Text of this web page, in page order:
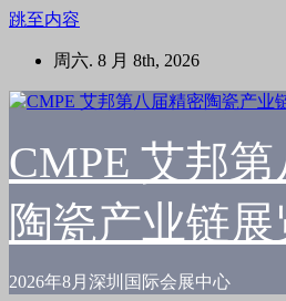
跳至内容
周六. 8 月 8th, 2026
CMPE 艾邦
陶瓷产业链展
2026年8月深圳国际会展中心